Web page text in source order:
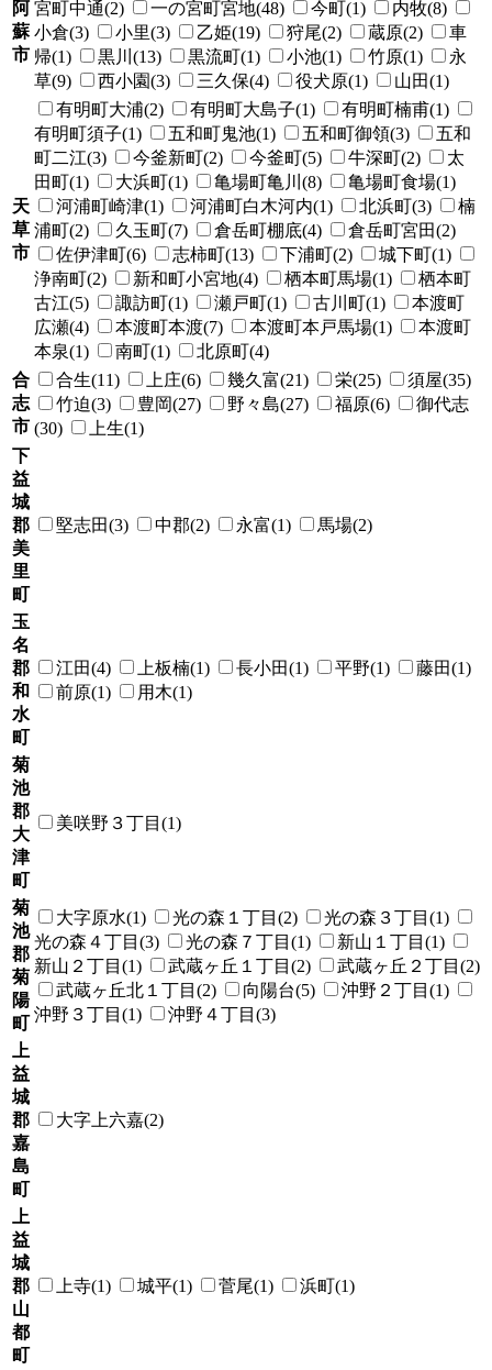
阿
蘇
市
宮町中通(2) 一の宮町宮地(48) 今町(1)
内牧(8)
小倉(3)
小里(3) 乙姫(19) 狩尾(2) 蔵原(2)
車
帰(1)
黒川(13) 黒流町(1) 小池(1) 竹原(1)
永
草(9)
西小園(3) 三久保(4) 役犬原(1) 山田(1)
天
草
市
有明町大浦(2) 有明町大島子(1)
有明町楠甫(1)
有明町須子(1)
五和町鬼池(1) 五和町御領(3)
五和
町二江(3)
今釜新町(2) 今釜町(5) 牛深町(2)
太
田町(1)
大浜町(1) 亀場町亀川(8)
亀場町食場(1)
河浦町崎津(1)
河浦町白木河内(1) 北浜町(3)
楠
浦町(2)
久玉町(7) 倉岳町棚底(4)
倉岳町宮田(2)
佐伊津町(6)
志柿町(13) 下浦町(2)
城下町(1)
浄南町(2)
新和町小宮地(4) 栖本町馬場(1)
栖本町
古江(5)
諏訪町(1) 瀬戸町(1) 古川町(1)
本渡町
広瀬(4)
本渡町本渡(7) 本渡町本戸馬場(1)
本渡町
本泉(1)
南町(1)
北原町(4)
合
志
市
合生(11) 上庄(6) 幾久富(21) 栄(25)
須屋(35)
竹迫(3)
豊岡(27) 野々島(27) 福原(6)
御代志
(30)
上生(1)
下
益
城
郡
美
里
町
堅志田(3) 中郡(2) 永富(1) 馬場(2)
玉
名
郡
和
水
町
江田(4) 上板楠(1) 長小田(1) 平野(1)
藤田(1)
前原(1)
用木(1)
菊
池
郡
大
津
町
美咲野３丁目(1)
菊
池
郡
菊
陽
町
大字原水(1) 光の森１丁目(2)
光の森３丁目(1)
光の森４丁目(3)
光の森７丁目(1)
新山１丁目(1)
新山２丁目(1)
武蔵ヶ丘１丁目(2)
武蔵ヶ丘２丁目(2)
武蔵ヶ丘北１丁目(2)
向陽台(5)
沖野２丁目(1)
沖野３丁目(1)
沖野４丁目(3)
上
益
城
郡
嘉
島
町
大字上六嘉(2)
上
益
城
郡
山
都
町
上寺(1) 城平(1) 菅尾(1) 浜町(1)